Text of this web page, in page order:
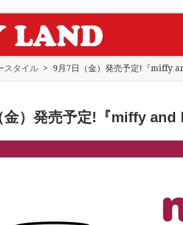
スタイル > 9月7日（金）発売予定!『miffy
金）発売予定!『miffy